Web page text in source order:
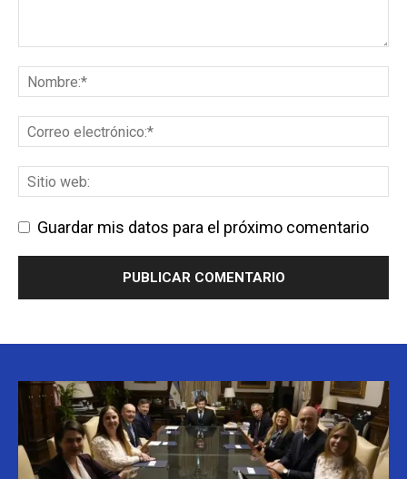
Guardar mis datos para el próximo comentario